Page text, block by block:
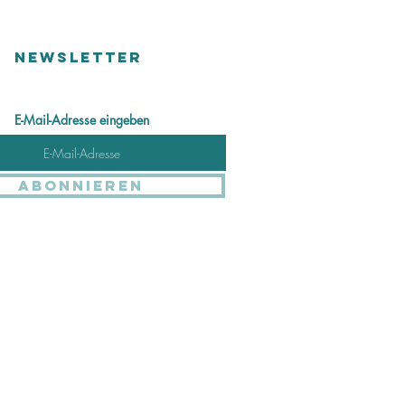
NEWSLETTER
E-Mail-Adresse eingeben
Abonnieren